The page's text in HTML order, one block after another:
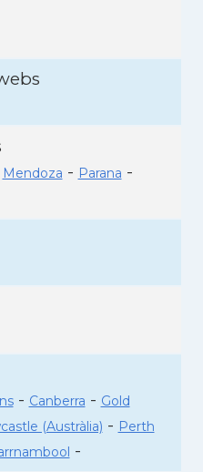
Mendoza - Parana -
- Canberra - Gold
(Austràlia) - Perth
-